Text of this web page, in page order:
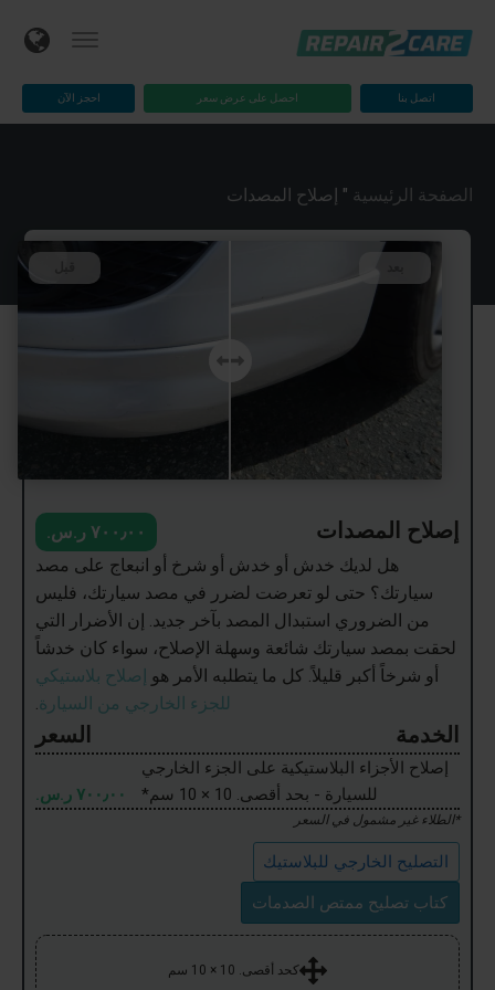
اتصل بنا احصل على عرض سعر احجز الآن
الصفحة الرئيسية " إصلاح المصدات
إصلاح المصدات
٧٠٠٫٠٠ ر.س.‏
هل لديك خدش أو خدش أو شرخ أو انبعاج على مصد
سيارتك؟ حتى لو تعرضت لضرر في مصد سيارتك، فليس
من الضروري استبدال المصد بآخر جديد. إن الأضرار التي
لحقت بمصد سيارتك شائعة وسهلة الإصلاح، سواء كان خدشاً
أو شرخاً أكبر قليلاً. كل ما يتطلبه الأمر هو إصلاح بلاستيكي
للجزء الخارجي من السيارة.
الخدمة السعر
إصلاح الأجزاء البلاستيكية على الجزء الخارجي
للسيارة - بحد أقصى. 10 × 10 سم*
٧٠٠٫٠٠ ر.س.‏
*الطلاء غير مشمول في السعر
التصليح الخارجي للبلاستيك
كتاب تصليح ممتص الصدمات
كحد أقصى. 10 × 10 سم